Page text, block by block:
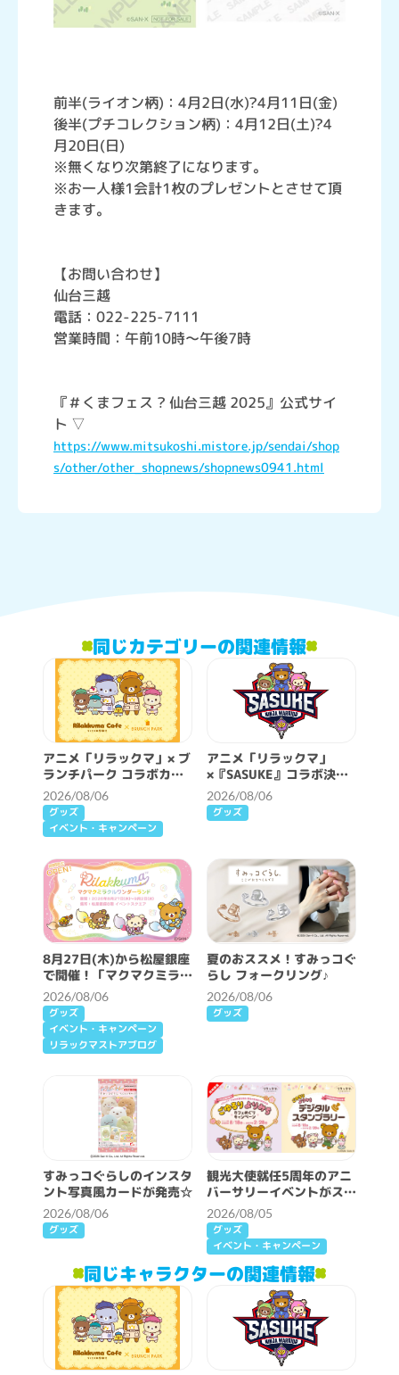
前半(ライオン柄)：4月2日(水)?4月11日(金)
後半(プチコレクション柄)：4月12日(土)?4
月20日(日)
※無くなり次第終了になります。
※お一人様1会計1枚のプレゼントとさせて頂
きます。
【お問い合わせ】
仙台三越
電話：022-225-7111
営業時間：午前10時～午後7時
『＃くまフェス ? 仙台三越 2025』公式サイ
ト ▽
https://www.mitsukoshi.mistore.jp/sendai/shop
s/other/other_shopnews/shopnews0941.html
同じカテゴリーの関連情報
アニメ「リラックマ」× ブ
ランチパーク コラボカフ
ェ開催決定！
2026/08/06
グッズ
イベント・キャンペーン
アニメ「リラックマ」
×『SASUKE』コラボ決
定！
2026/08/06
グッズ
8月27日(木)から松屋銀座
で開催！「マクマクミラク
ルワンダーランド」詳細情
報♪
2026/08/06
グッズ
イベント・キャンペーン
リラックマストアブログ
夏のおススメ！すみっコぐ
らし フォークリング♪
2026/08/06
グッズ
すみっコぐらしのインスタ
ント写真風カードが発売☆
2026/08/06
グッズ
観光大使就任5周年のアニ
バーサリーイベントがスタ
ート♪
2026/08/05
グッズ
イベント・キャンペーン
同じキャラクターの関連情報